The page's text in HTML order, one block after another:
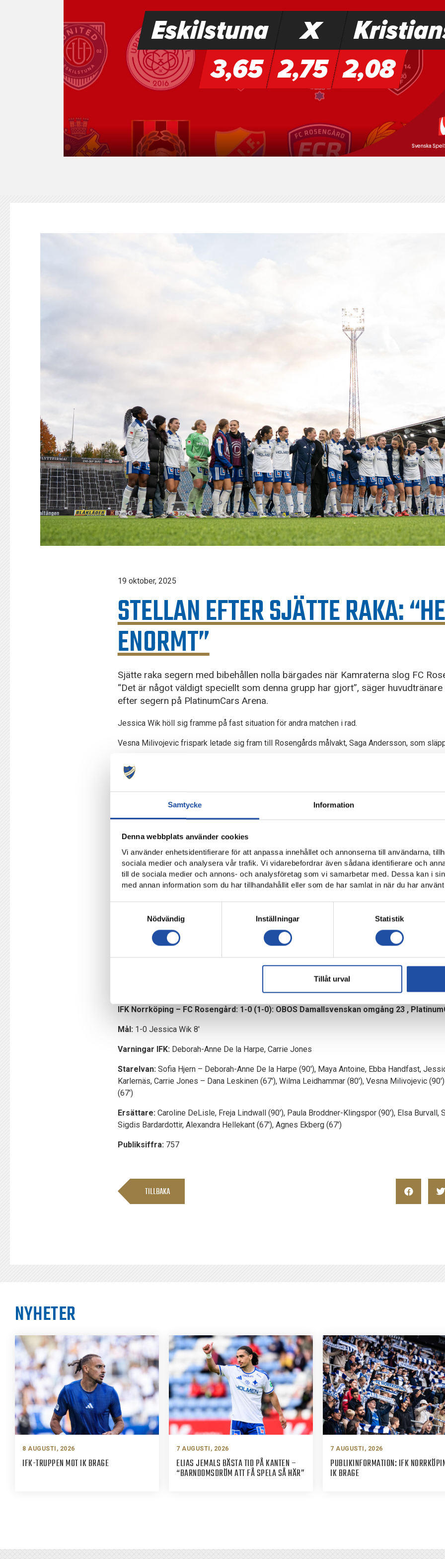
Samtycke Information
Denna webbplats använder cookies
Vi använder enhetsidentifierare för att anpassa innehållet och annonserna till användarna,
sociala medier och analysera vår trafik. Vi vidarebefordrar även sådana identifierare och
till de sociala medier och annons- och analysföretag som vi samarbetar med. Dessa kan i
med annan information som du har tillhandahållit eller som de har samlat in när du har
Nödvändig
Inställningar Statistik
Tillåt urval
125-IFKARE
19 oktober, 2025
STELLAN EFTER SJÄTTE RAKA:
ENORMT”
Sjätte raka segern med bibehållen nolla bärgades när Kamraterna slog FC
“Det är något väldigt speciellt som denna grupp har gjort”, säger huvudtränare
efter segern på PlatinumCars Arena.
Jessica Wik höll sig framme på fast situation för andra matchen i rad.
Vesna Milivojevic frispark letade sig fram till Rosengårds målvakt, Saga Andersson, som
Hon har blivit en målexpert här! Gjorde ett liknande mål i spelet under träning i veckan. Kul
att hon slagit sitt egna målrekord för en säsong. Och några säsonger har hon ju under
huvudtränare Stellan Carlsson om nummer 15.
raka nollan och segern i OBOS Damallsvenskan blev ett faktum.
Segertåget rullar vidare utan sinande kraft och samtidigt har poängen trillat in i ruskig fart.
Norrköping spelat in 31 av 33 möjliga poäng. Tio segrar på elva försök, där krysset mot BP är
poängtappet.
Spelarna har gjort något helt enormt efter sommaren. 12 poäng in i detta, nu 10 segrar. Det
speciellt som denna grupp har gjort. Matcherna har sett olika ut men tillslut har de stått
Tre omgångar väntar innan OBOS Damallsvenskan 2025 når sitt slut. Först väntar ett
Vi tränar måndag, tisdag och torsdag nästa vecka. Sen har de lite längre ledighet för att
avslutningen. Vi har ett gäng som är iväg på landslag som ska hantera det,
IFK Norrköping – FC Rosengård: 1-0 (1-0): OBOS Damallsvenskan omgång 23 ,
Mål: 1-0 Jessica Wik 8′
Varningar IFK: Deborah-Anne De la Harpe, Carrie Jones
Starelvan: Sofia Hjern – Deborah-Anne De la Harpe (90′), Maya Antoine, Ebba Handfast,
Karlernäs, Carrie Jones – Dana Leskinen (67′), Wilma Leidhammar (80′), Vesna Milivojevic
(67′)
Ersättare: Caroline DeLisle, Freja Lindwall (90′), Paula Broddner-Klingspor (90′), Elsa Burvall,
Sigdis Bardardottir, Alexandra Hellekant (67′), Agnes Ekberg (67′)
Publiksiffra: 757
TILLBAKA
NYHETER
8 AUGUSTI, 2026
IFK-TRUPPEN MOT IK BRAGE
7 AUGUSTI, 2026
ELIAS JEMALS BÄSTA TID PÅ KANTEN –
“BARNDOMSDRÖM ATT FÅ SPELA SÅ HÄR”
7 AUGUSTI, 2026
PUBLIKINFORMATION: IFK
IK BRAGE